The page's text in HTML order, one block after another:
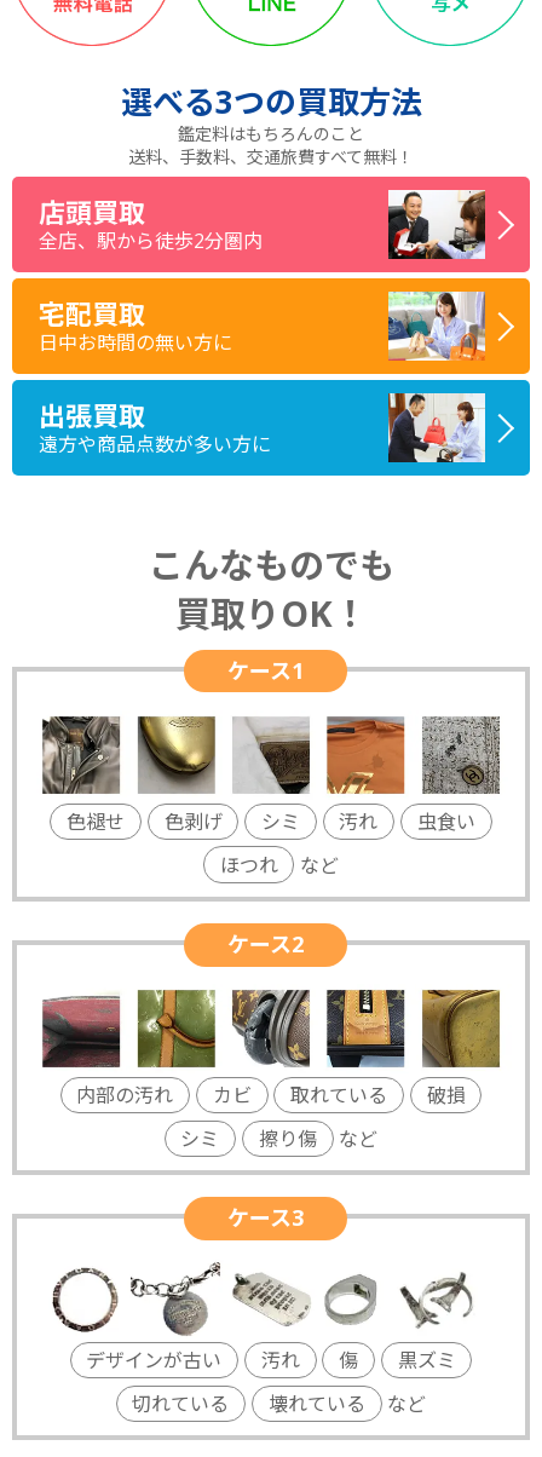
選べる3つの買取方法
鑑定料はもちろんのこと
送料、手数料、交通旅費すべて無料！
店頭買取
全店、駅から徒歩2分圏内
宅配買取
日中お時間の無い方に
出張買取
遠方や商品点数が多い方に
こんなものでも
買取りOK！
ケース1
色褪せ 色剥げ シミ 汚れ
虫食い
ほつれ
など
ケース2
内部の汚れ カビ 取れている
破損
シミ
擦り傷 など
ケース3
デザインが古い 汚れ 傷
黒ズミ
切れている
壊れている など